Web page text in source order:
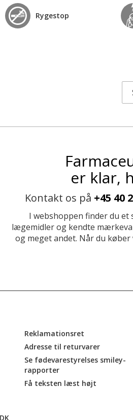
Rygestop
er klar,
Kontakt os på +45 40
I webshoppen finder du
lægemidler og kendte
og meget andet. Når du
Reklamationsret
Adresse til returvarer
Se fødevarestyrelses smiley-
rapporter
Få teksten læst højt